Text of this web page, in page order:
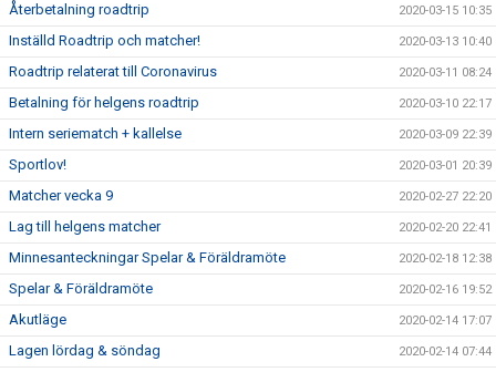
Återbetalning roadtrip 2020-03-15 10:35
Inställd Roadtrip och matcher! 2020-03-13 10:40
Roadtrip relaterat till Coronavirus 2020-03-11 08:24
Betalning för helgens roadtrip 2020-03-10 22:17
Intern seriematch + kallelse 2020-03-09 22:39
Sportlov! 2020-03-01 20:39
Matcher vecka 9 2020-02-27 22:20
Lag till helgens matcher 2020-02-20 22:41
Minnesanteckningar Spelar & Föräldramöte 2020-02-18 12:38
Spelar & Föräldramöte 2020-02-16 19:52
Akutläge 2020-02-14 17:07
Lagen lördag & söndag 2020-02-14 07:44